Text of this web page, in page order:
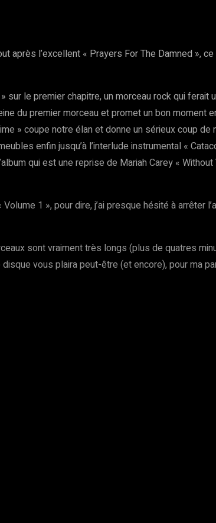
après l’excellent « Prayers For The Damned »,
sur le premier chapitre, un morceau rock qui
du premier morceau et promet un bon moment
» coupe notre élan et donne un sérieux coup de
enfin jusqu’à l’interlude instrumental «
qui est une reprise de Mariah Carey «
1 », pour dire, j’ai presque hésité à arrêter
sont vraiment très longs (plus de quatres
vous plaira peut-être (et encore), pour ma